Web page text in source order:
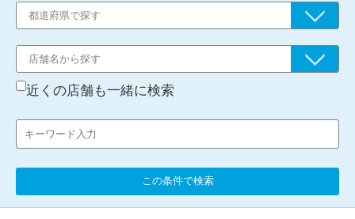
近くの店舗も一緒に検索
この条件で検索